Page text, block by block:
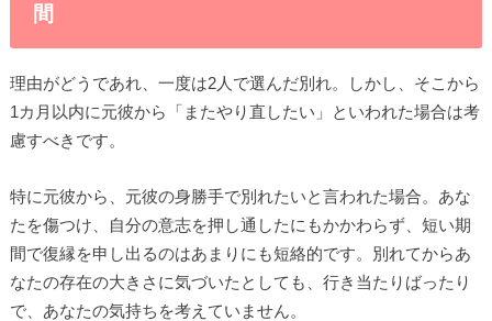
間
理由がどうであれ、一度は2人で選んだ別れ。しかし、そこから
1カ月以内に元彼から「またやり直したい」といわれた場合は考
慮すべきです。
特に元彼から、元彼の身勝手で別れたいと言われた場合。あな
たを傷つけ、自分の意志を押し通したにもかかわらず、短い期
間で復縁を申し出るのはあまりにも短絡的です。別れてからあ
なたの存在の大きさに気づいたとしても、行き当たりばったり
で、あなたの気持ちを考えていません。